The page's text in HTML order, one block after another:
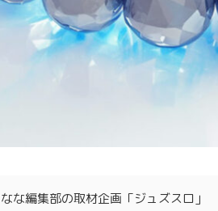
な編集部の取材企画「ジュズスロ」